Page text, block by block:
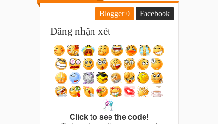
Blogger0 Facebook
Đăng nhận xét
Click to see the code!